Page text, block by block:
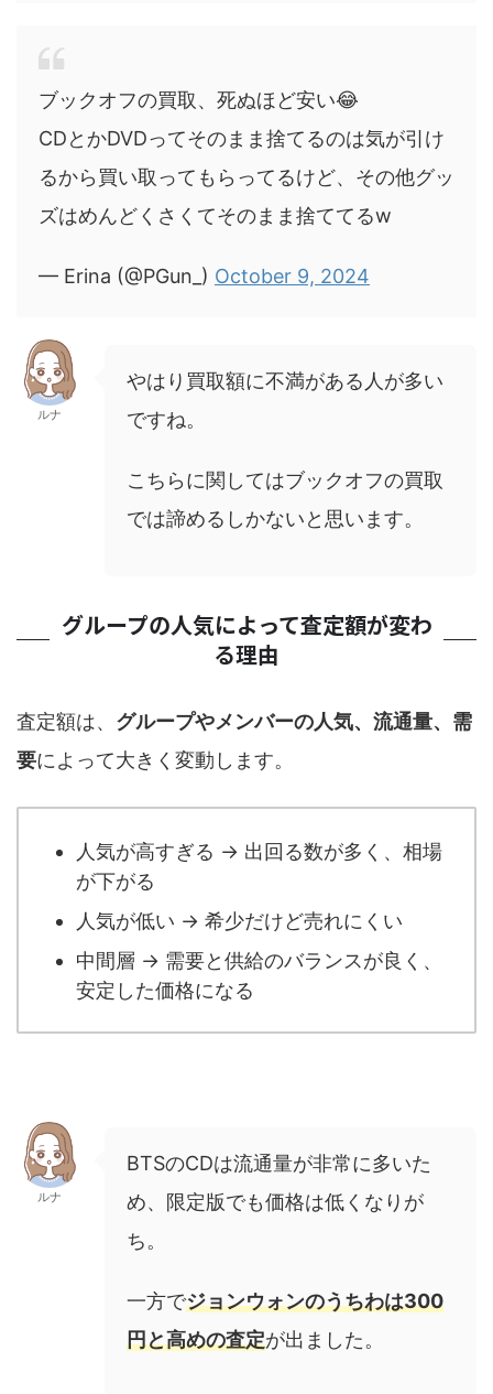
ブックオフの買取、死ぬほど安い😂
CDとかDVDってそのまま捨てるのは気が引け
るから買い取ってもらってるけど、その他グッ
ズはめんどくさくてそのまま捨ててるw
— Erina (@PGun_) October 9, 2024
ルナ
やはり買取額に不満がある人が多い
ですね。
こちらに関してはブックオフの買取
では諦めるしかないと思います。
グループの人気によって査定額が変わ
る理由
査定額は、 グループやメンバーの人気、流通量、需
要によって大きく変動します。
人気が高すぎる → 出回る数が多く、相場
が下がる
人気が低い → 希少だけど売れにくい
中間層 → 需要と供給のバランスが良く、
安定した価格になる
ルナ
BTSのCDは流通量が非常に多いた
め、限定版でも価格は低くなりが
ち。
一方でジョンウォンのうちわは300
円と高めの査定が出ました。